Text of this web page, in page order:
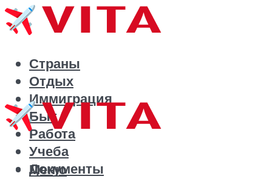
Страны
Отдых
Иммиграция
Быт
Работа
Учеба
Документы
Меню